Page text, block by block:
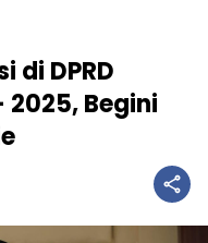
di DPRD
2025, Begini